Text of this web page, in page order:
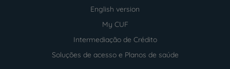
English version
My CUF
Intermediação de Crédito
Soluções de acesso e Planos de saúde